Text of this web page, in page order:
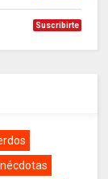
Suscribirte